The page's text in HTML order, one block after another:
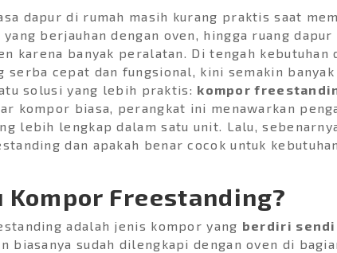
dapur di rumah masih kurang praktis saat
berjauhan dengan oven, hingga ruang dapur
karena banyak peralatan. Di tengah kebutuhan
serba cepat dan fungsional, kini semakin
solusi yang lebih praktis: kompor
kompor biasa, perangkat ini menawarkan
lebih lengkap dalam satu unit. Lalu,
dan apakah benar cocok untuk
Kompor Freestanding?
adalah jenis kompor yang berdiri
biasanya sudah dilengkapi dengan oven di